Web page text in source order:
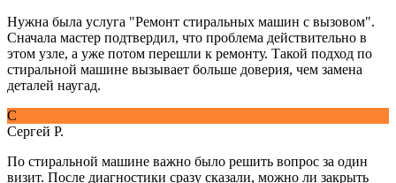
Нужна была услуга "Ремонт стиральных машин с вызовом".
Сначала мастер подтвердил, что проблема действительно в
этом узле, а уже потом перешли к ремонту. Такой подход по
стиральной машине вызывает больше доверия, чем замена
деталей наугад.
С
Сергей Р.
По стиральной машине важно было решить вопрос за один
визит. После диагностики сразу сказали, можно ли закрыть